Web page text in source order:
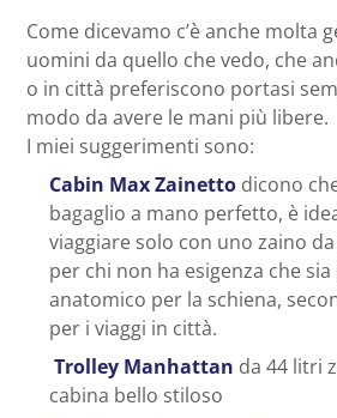
Come dicevamo c’è anche molta
uomini da quello che vedo, che
o in città preferiscono portasi
modo da avere le mani più libere.
I miei suggerimenti sono:
Cabin Max Zainetto dicono
bagaglio a mano perfetto, è
viaggiare solo con uno zaino
per chi non ha esigenza che
anatomico per la schiena,
per i viaggi in città.
Trolley Manhattan da 44 litri
cabina bello stiloso